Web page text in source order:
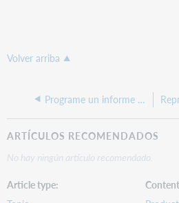
Volver arriba
Programe un informe personalizado o estándar
ARTÍCULOS RECOMENDADOS
No hay ningún artículo recomendado.
Article type